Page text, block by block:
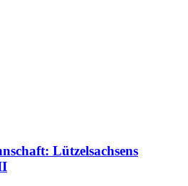
Lützelsachsens